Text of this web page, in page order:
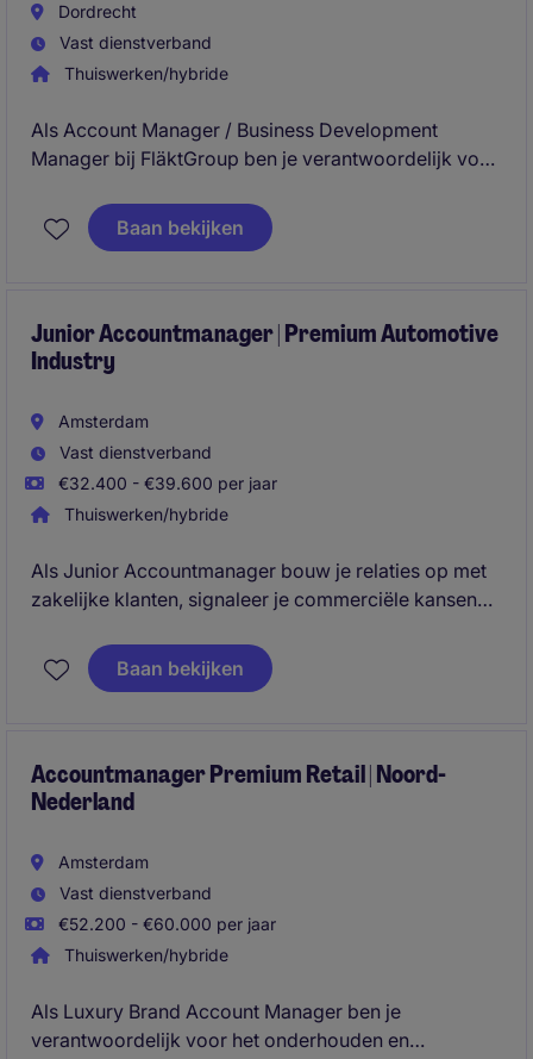
Dordrecht
Vast dienstverband
Thuiswerken/hybride
Als Account Manager / Business Development
Manager bij FläktGroup ben je verantwoordelijk voor
binnen de utiliteit, semi- en publieke sector en
industrie. Je ontwikkelt strategische klantrelaties en
Baan bekijken
Junior Accountmanager | Premium Automotive
Industry
Amsterdam
Vast dienstverband
€32.400 - €39.600 per jaar
Thuiswerken/hybride
Als Junior Accountmanager bouw je relaties op met
zakelijke klanten, signaleer je commerciële kansen
ontwikkelt jezelf tot een sterke salesprofessional
door actief klantcontact, het behalen van
automotive sector.
Baan bekijken
Accountmanager Premium Retail | Noord-
Nederland
Amsterdam
Vast dienstverband
€52.200 - €60.000 per jaar
Thuiswerken/hybride
Als Luxury Brand Account Manager ben je
verantwoordelijk voor het onderhouden en